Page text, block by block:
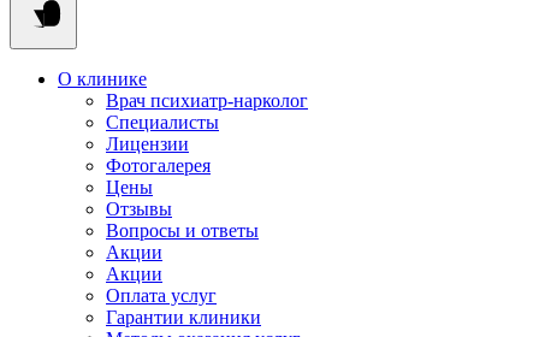
О клинике
Врач психиатр-нарколог
Специалисты
Лицензии
Фотогалерея
Цены
Отзывы
Вопросы и ответы
Акции
Акции
Оплата услуг
Гарантии клиники